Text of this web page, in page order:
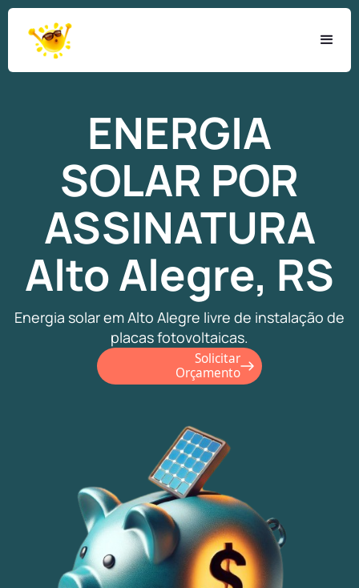
ENERGIA
SOLAR POR
ASSINATURA
Alto Alegre, RS
Energia solar em Alto Alegre livre de instalação de
placas fotovoltaicas.
Solicitar
Orçamento